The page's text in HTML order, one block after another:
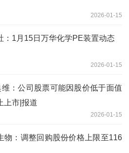
2026-01-15
：1月15日万华化学PE装置动态
2026-01-15
：公司股票可能因股价低于面值
上市|报道
2026-01-15
物：调整回购股份价格上限至116